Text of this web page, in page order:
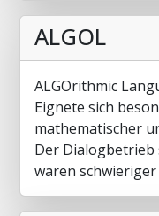
ALGOL
ALGOrithmic
Eignete sich
mathematischer
Der
waren schwieriger